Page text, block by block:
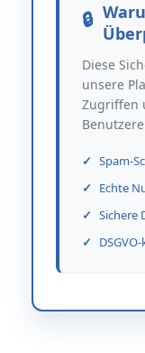
Diese
unsere
Zugriffen
Spam-
Echte
Sichere